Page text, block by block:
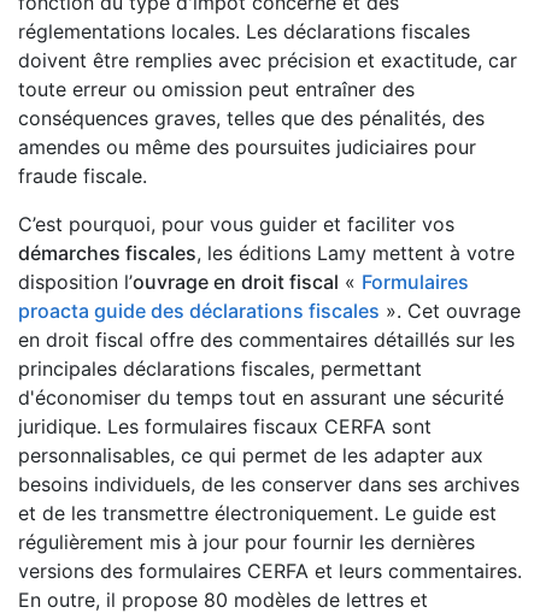
réglementations locales. Les déclarations fiscales
doivent être remplies avec précision et exactitude, car
toute erreur ou omission peut entraîner des
conséquences graves, telles que des pénalités, des
amendes ou même des poursuites judiciaires pour
fraude fiscale.
C’est pourquoi, pour vous guider et faciliter vos
démarches fiscales, les éditions Lamy mettent à votre
disposition l’ouvrage en droit fiscal « Formulaires
proacta guide des déclarations fiscales ». Cet ouvrage
en droit fiscal offre des commentaires détaillés sur les
principales déclarations fiscales, permettant
d'économiser du temps tout en assurant une sécurité
juridique. Les formulaires fiscaux CERFA sont
personnalisables, ce qui permet de les adapter aux
besoins individuels, de les conserver dans ses archives
et de les transmettre électroniquement. Le guide est
régulièrement mis à jour pour fournir les dernières
versions des formulaires CERFA et leurs commentaires.
En outre, il propose 80 modèles de lettres et